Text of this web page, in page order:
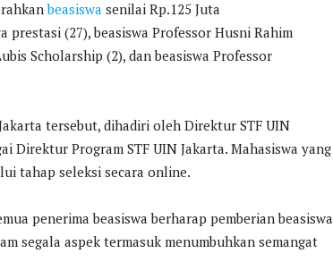
beasiswa senilai Rp.125 Juta
prestasi (27), beasiswa Professor Husni Rahim
Scholarship (2), dan beasiswa Professor
tersebut, dihadiri oleh Direktur STF UIN
Direktur Program STF UIN Jakarta. Mahasiswa yang
tahap seleksi secara online.
penerima beasiswa berharap pemberian beasiswa
segala aspek termasuk menumbuhkan semangat